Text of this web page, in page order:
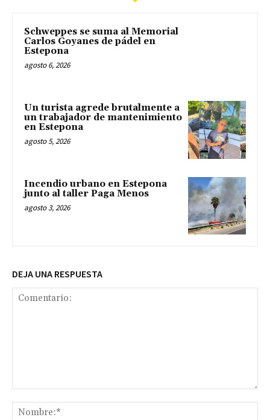
Schweppes se suma al Memorial
Carlos Goyanes de pádel en
Estepona
agosto 6, 2026
Un turista agrede brutalmente a
un trabajador de mantenimiento
en Estepona
agosto 5, 2026
Incendio urbano en Estepona
junto al taller Paga Menos
agosto 3, 2026
DEJA UNA RESPUESTA